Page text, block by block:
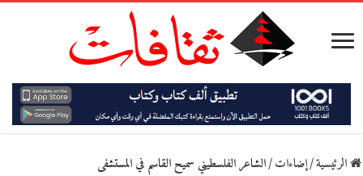
الرئيسية/إضاءات/الشاعر الفلسطيني سميح القاسم في المستشفى